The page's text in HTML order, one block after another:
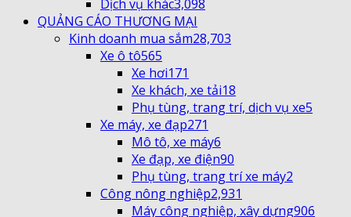
Dịch vụ khác3,098
QUẢNG CÁO THƯƠNG MẠI
Kinh doanh mua sắm28,703
Xe ô tô565
Xe hơi171
Xe khách, xe tải18
Phụ tùng, trang trí, dịch vụ xe5
Xe máy, xe đạp271
Mô tô, xe máy6
Xe đạp, xe điện90
Phụ tùng, trang trí xe máy2
Công nông nghiệp2,931
Máy công nghiệp, xây dựng906